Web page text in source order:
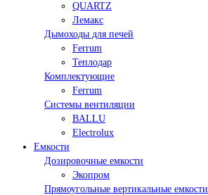
QUARTZ
Лемакс
Дымоходы для печей
Ferrum
Теплодар
Комплектующие
Ferrum
Системы вентиляции
BALLU
Electrolux
Емкости
Дозировочные емкости
Экопром
Прямоугольные вертикальные емкости